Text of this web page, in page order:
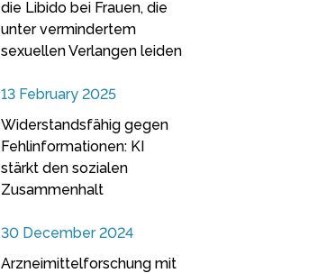
die Libido bei Frauen, die
unter vermindertem
sexuellen Verlangen leiden
13 February 2025
Widerstandsfähig gegen
Fehlinformationen: KI
stärkt den sozialen
Zusammenhalt
30 December 2024
Arzneimittelforschung mit